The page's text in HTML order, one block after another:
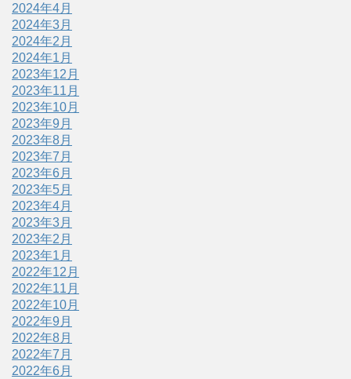
2024年4月
2024年3月
2024年2月
2024年1月
2023年12月
2023年11月
2023年10月
2023年9月
2023年8月
2023年7月
2023年6月
2023年5月
2023年4月
2023年3月
2023年2月
2023年1月
2022年12月
2022年11月
2022年10月
2022年9月
2022年8月
2022年7月
2022年6月